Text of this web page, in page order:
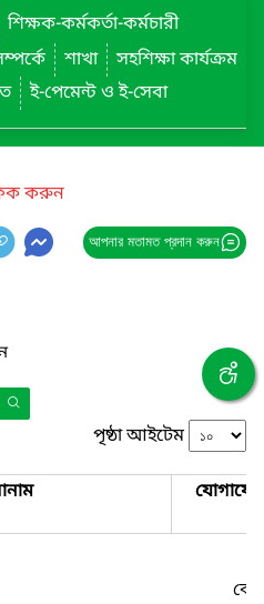
শিক্ষক-কর্মকর্তা-কর্মচারী
শাখা
সহশিক্ষা কার্যক্রম
ই-পেমেন্ট ও ই-সেবা
করুন
আপনার মতামত প্রদান করুন
পৃষ্ঠা আইটেম